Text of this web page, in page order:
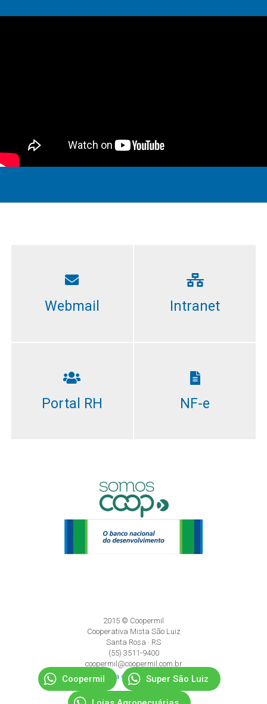
Webmail Intranet
Portal RH NF-e
2015 © Coopermil
Cooperativa Mista São Luiz
Santa Rosa · RS
(55) 3511-9400
coopermil@coopermil.com.br
Política de Privacidade
Coopermil Super São Luiz